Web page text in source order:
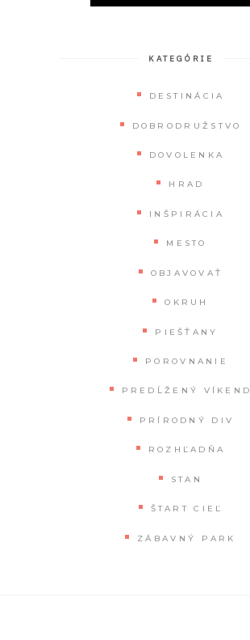
KATEGÓRIE
DESTINÁCIA
DOBRODRUŽSTVO
DOVOLENKA
HRAD
INŠPIRÁCIA
MESTO
OBJAVOVAŤ
OKRUH
PIEŠŤANY
POROVNANIE
PREDĹŽENÝ VÍKEND
PRÍRODNÝ DIV
ROZHĽADŇA
STAN
ŠTART CIEĽ
ZÁBAVNÝ PARK